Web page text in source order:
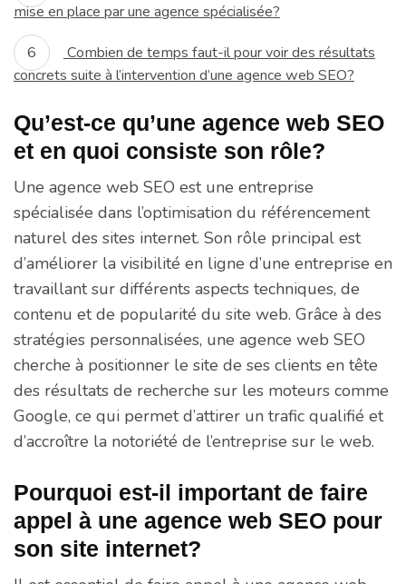
mise en place par une agence spécialisée?
Combien de temps faut-il pour voir des résultats
concrets suite à l’intervention d’une agence web SEO?
Qu’est-ce qu’une agence web SEO
et en quoi consiste son rôle?
Une agence web SEO est une entreprise
spécialisée dans l’optimisation du référencement
naturel des sites internet. Son rôle principal est
d’améliorer la visibilité en ligne d’une entreprise en
travaillant sur différents aspects techniques, de
contenu et de popularité du site web. Grâce à des
stratégies personnalisées, une agence web SEO
cherche à positionner le site de ses clients en tête
des résultats de recherche sur les moteurs comme
Google, ce qui permet d’attirer un trafic qualifié et
d’accroître la notoriété de l’entreprise sur le web.
Pourquoi est-il important de faire
appel à une agence web SEO pour
son site internet?